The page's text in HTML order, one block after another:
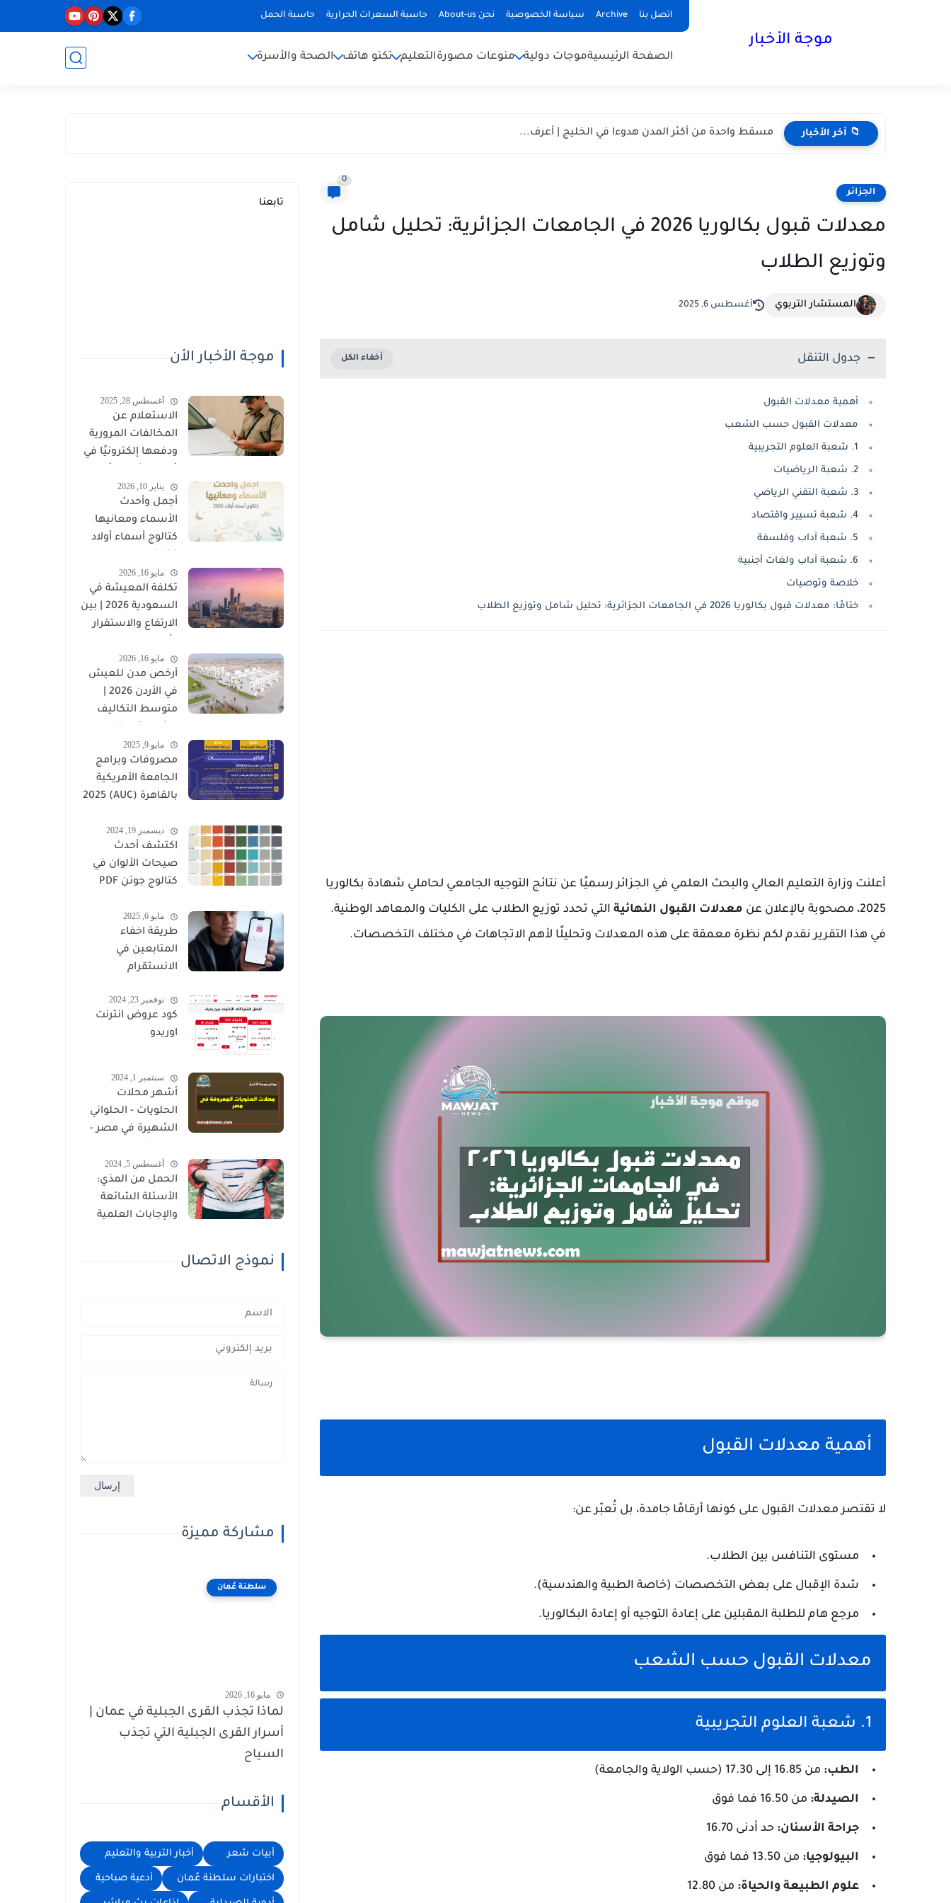
اتصل بنا Archive سياسة الخصوصية نحن About-us حاسبة السعرات الحرارية حاسبة الحمل
موجة الأخبار
الصفحة الرئيسيةموجات دولية منوعات مصورةالتعليم تكنو هاتف الصحة والأسرة
📁 آخر الأخبار لماذا يعد الشتاء أفضل وقت لزيارة الأردن | اكتشف سحره...
الجزائر
0
معدلات قبول بكالوريا 2026 في الجامعات الجزائرية: تحليل شامل
وتوزيع الطلاب
المستشار التربوي أغسطس 6, 2025
جدول التنقل
أهمية معدلات القبول
معدلات القبول حسب الشعب
1. شعبة العلوم التجريبية
2. شعبة الرياضيات
3. شعبة التقني الرياضي
4. شعبة تسيير واقتصاد
5. شعبة آداب وفلسفة
6. شعبة آداب ولغات أجنبية
خلاصة وتوصيات
ختامًا: معدلات قبول بكالوريا 2026 في الجامعات الجزائرية: تحليل شامل وتوزيع الطلاب
أعلنت وزارة التعليم العالي والبحث العلمي في الجزائر رسميًا عن نتائج التوجيه الجامعي لحاملي شهادة بكالوريا
2025، مصحوبة بالإعلان عن
معدلات القبول النهائية التي تحدد توزيع الطلاب على الكليات والمعاهد الوطنية.
في هذا التقرير نقدم لكم نظرة معمقة على هذه المعدلات وتحليلًا لأهم الاتجاهات في مختلف التخصصات.
أهمية معدلات القبول
لا تقتصر معدلات القبول على كونها أرقامًا جامدة، بل تُعبّر عن:
مستوى التنافس بين الطلاب.
شدة الإقبال على بعض التخصصات (خاصة الطبية والهندسية).
مرجع هام للطلبة المقبلين على إعادة التوجيه أو إعادة البكالوريا.
معدلات القبول حسب الشعب
1. شعبة العلوم التجريبية
الطب: من 16.85 إلى 17.30 (حسب الولاية والجامعة)
الصيدلة: من 16.50 فما فوق
جراحة الأسنان: حد أدنى 16.70
البيولوجيا: من 13.50 فما فوق
علوم الطبيعة والحياة: من 12.80
تابعنا
موجة الأخبار الأن
أغسطس 28, 2025
الاستعلام عن
المخالفات المرورية
ودفعها إلكترونيًا في
السلطانية)
يناير 10, 2026
أجمل وأحدث
الأسماء ومعانيها
كتالوج أسماء أولاد
مايو 16, 2026
تكلفة المعيشة في
السعودية 2026 | بين
الارتفاع والاستقرار
المؤثرة
مايو 16, 2026
أرخص مدن للعيش
متوسط التكاليف
مايو 9, 2025
مصروفات وبرامج
الجامعة الأمريكية
بالقاهرة (AUC) 2025
ديسمبر 19, 2024
اكتشف أحدث
صيحات الألوان في
كتالوج جوتن PDF
مايو 6, 2025
طريقة اخفاء
المتابعين في
الانستقرام
نوفمبر 23, 2024
كود عروض انترنت
اوريدو
سبتمبر 1, 2024
أشهر محلات
الحلويات - الحلواني
الشهيرة في مصر -
أغسطس 5, 2024
الحمل من المذي:
الأسئلة الشائعة
والإجابات العلمية
نموذج الاتصال
مشاركة مميزة
سلطنة عُمان
مايو 16, 2026
لماذا تجذب القرى الجبلية في عمان |
أسرار القرى الجبلية التي تجذب
السياح
الأقسام
أبيات شعر أخبار التربية والتعليم
اختبارات سلطنة عُمان أدعية صباحية